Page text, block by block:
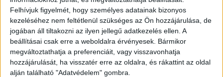
Felhívjuk figyelmét, hogy személyes adatainak bizonyos
kezeléséhez nem feltétlenül szükséges az Ön hozzájárulása, de
jogában áll tiltakozni az ilyen jellegű adatkezelés ellen. A
beállításai csak erre a weboldalra érvényesek. Bármikor
megváltoztathatja a preferenciáit, vagy visszavonhatja
hozzájárulását, ha visszatér erre az oldalra, és rákattint az oldal
alján található "Adatvédelem" gombra.
Afrikát is meghódítja az MTV
Tv/Rádió 2021. január 26.
Az MTV EMA mellett, amelynek házigazdája idén
Magyarország lesz, a nagyszabású zenei show
történetében először az MTV Africa Music Awardsot is
világszerte elérhetővé teszi...